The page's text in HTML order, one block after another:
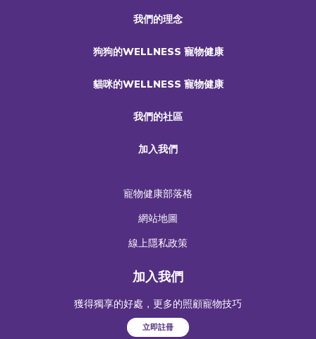
我們的理念
狗狗的WELLNESS 寵物健康
貓咪的WELLNESS 寵物健康
我們的社區
加入我們
寵物健康部落格
網站地圖
線上隱私政策
加入我們
獲得獨享的好處，更多的照顧寵物技巧
立即註冊